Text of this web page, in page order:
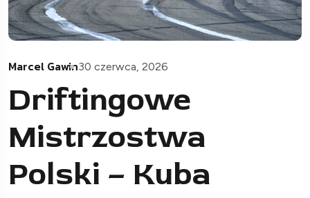
Marcel Gawin30 czerwca, 2026
Driftingowe
Mistrzostwa
Polski – Kuba